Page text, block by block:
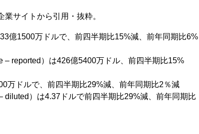
サイトから引用・抜粋。
億1500万ドルで、前四半期比15%減、前年同期比6%
– reported）は426億5400万ドル、前四半期比15%
万ドルで、前四半期比29%減、前年同期比2％減
diluted）は4.37ドルで前四半期比29%減、前年同期比